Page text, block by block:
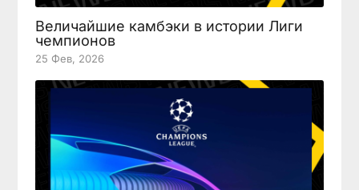
Величайшие камбэки в истории Лиги
чемпионов
25 Фев, 2026